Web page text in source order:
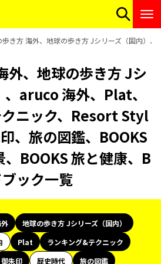
歩き方 海外、地球の歩き方 Jシリーズ（国内）
外、地球の歩き方 Jシ
、aruco 海外、Plat、
ニック、Resort Styl
、旅の図鑑、BOOKS
BOOKS 旅と健康、B
ック一覧
地球の歩き方 Jシリーズ（国内）
Plat
ランキング&テクニック
御朱印 歴史時代 旅の図鑑